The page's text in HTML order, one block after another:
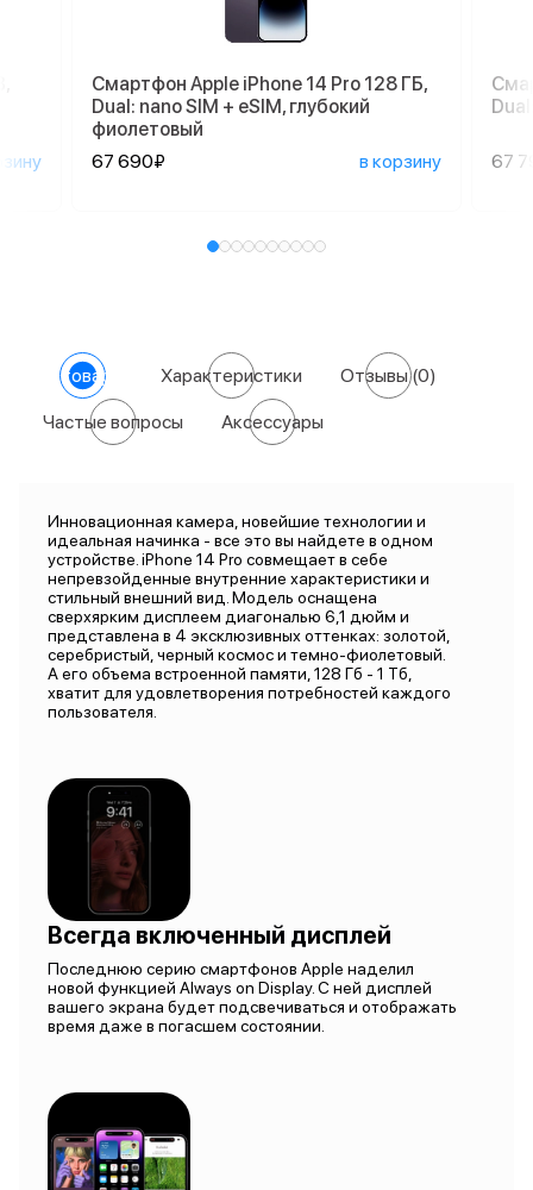
Смартфон Apple iPhone 14 Pro 128 ГБ,
Dual: nano SIM + eSIM, глубокий
фиолетовый
67 690₽
в корзину 67
О товаре Характеристики Отзывы(0)
Частые вопросы Аксессуары
Инновационная камера, новейшие технологии и
идеальная начинка - все это вы найдете в одном
устройстве. iPhone 14 Pro совмещает в себе
непревзойденные внутренние характеристики и
стильный внешний вид. Модель оснащена
сверхярким дисплеем диагональю 6,1 дюйм и
представлена в 4 эксклюзивных оттенках: золотой,
серебристый, черный космос и темно-фиолетовый.
А его объема встроенной памяти, 128 Гб - 1 Тб,
хватит для удовлетворения потребностей каждого
пользователя.
Всегда включенный дисплей
Последнюю серию смартфонов Apple наделил
новой функцией Always on Display. С ней дисплей
вашего экрана будет подсвечиваться и отображать
время даже в погасшем состоянии.